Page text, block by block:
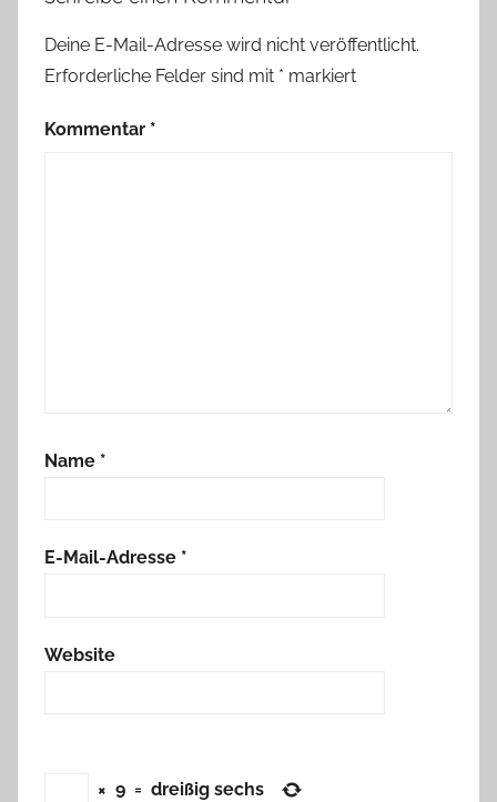
Deine E-Mail-Adresse wird nicht veröffentlicht.
Erforderliche Felder sind mit * markiert
Kommentar *
Name *
E-Mail-Adresse *
Website
× 9 = dreißig sechs